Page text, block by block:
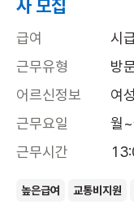
사 모집
급여
시
근무유형
방
어르신정보
여
근무요일
월
근무시간
높은급여 교통비지원